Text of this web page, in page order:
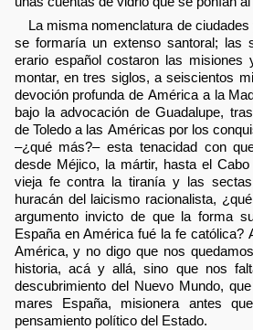
La misma nomenclatura de
se formaría un extenso santoral; las
erario español costaron las
montar, en tres siglos, a seiscientos
devoción profunda de América a la
bajo la advocación de Guadalupe,
de Toledo a las Américas por los
–¿qué más?– esta tenacidad con
desde Méjico, la mártir, hasta el
vieja fe contra la tiranía y las
huracán del laicismo racionalista,
argumento invicto de que la forma
España en América fué la fe católica?
América, y no digo que nos
historia, acá y allá, sino que nos
descubrimiento del Nuevo Mundo,
mares España, misionera antes
pensamiento político del Estado.